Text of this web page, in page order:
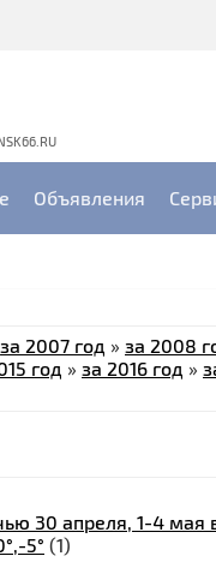
Объявления
за 2007 год » за 2008
год » за 2016 год »
30 апреля, 1-4 мая
5° (1)